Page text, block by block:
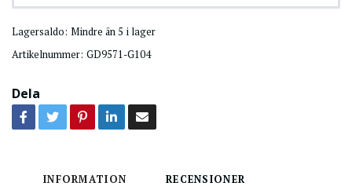
Lagersaldo: Mindre än 5 i lager
Artikelnummer: GD9571-G104
Dela
INFORMATION RECENSIONER